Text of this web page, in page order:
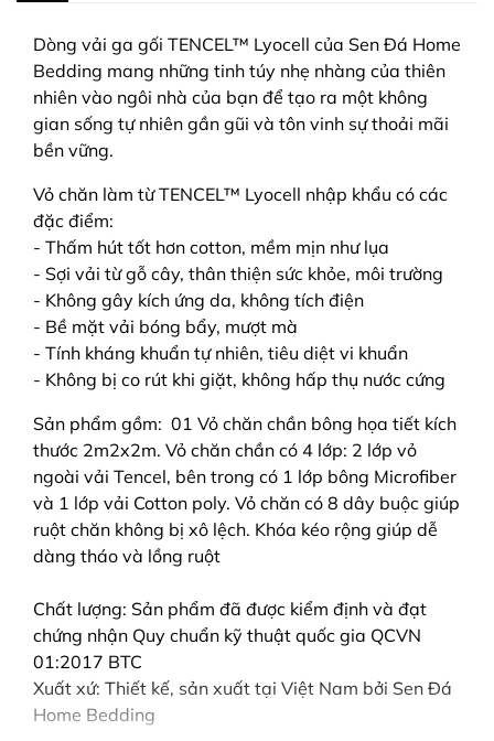
Dòng vải ga gối TENCEL™ Lyocell của Sen Đá Home
Bedding mang những tinh túy nhẹ nhàng của thiên
nhiên vào ngôi nhà của bạn để tạo ra một không
gian sống tự nhiên gần gũi và tôn vinh sự thoải mãi
bền vững.
Vỏ chăn làm từTENCEL™ Lyocell nhập khẩu có các
đặc điểm:
- Thấm hút tốt hơn cotton, mềm mịn như lụa
- Sợi vải từ gỗ cây, thân thiện sức khỏe, môi trường
- Không gây kích ứng da, không tích điện
- Bề mặt vải bóng bẩy, mượt mà
- Tính kháng khuẩn tự nhiên, tiêu diệt vi khuẩn
- Không bị co rút khi giặt, không hấp thụ nước cứng
Sản phẩm gồm: 01 Vỏ chăn chần bông họa tiết kích
thước 2m2x2m. Vỏ chăn chần có 4 lớp: 2 lớp vỏ
ngoài vải Tencel, bên trong có 1 lớp bông Microfiber
và 1 lớp vải Cotton poly. Vỏ chăn có 8 dây buộc giúp
ruột chăn không bị xô lệch. Khóa kéo rộng giúp dễ
dàng tháo và lồng ruột
Chất lượng: Sản phẩm đã được kiểm định và đạt
chứng nhận Quy chuẩn kỹ thuật quốc gia QCVN
01:2017 BTC
Xuất xứ: Thiết kế, sản xuất tại Việt Nam bởi Sen Đá
Home Bedding